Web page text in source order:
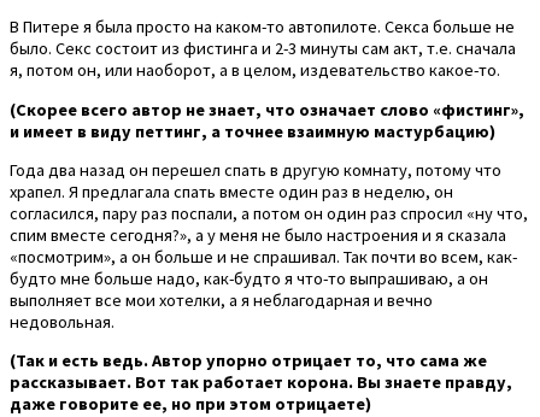
В Питере я была просто на каком-то автопилоте. Секса больше не
было. Секс состоит из фистинга и 2-3 минуты сам акт, т.е. сначала
я, потом он, или наоборот, а в целом, издевательство какое-то.
(Скорее всего автор не знает, что означает слово «фистинг»,
и имеет в виду петтинг, а точнее взаимную мастурбацию)
Года два назад он перешел спать в другую комнату, потому что
храпел. Я предлагала спать вместе один раз в неделю, он
согласился, пару раз поспали, а потом он один раз спросил «ну что,
спим вместе сегодня?», а у меня не было настроения и я сказала
«посмотрим», а он больше и не спрашивал. Так почти во всем, как-
будто мне больше надо, как-будто я что-то выпрашиваю, а он
выполняет все мои хотелки, а я неблагодарная и вечно
недовольная.
(Так и есть ведь. Автор упорно отрицает то, что сама же
рассказывает. Вот так работает корона. Вы знаете правду,
даже говорите ее, но при этом отрицаете)